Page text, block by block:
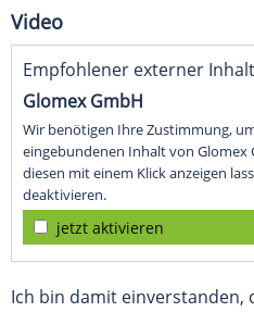
Video
Empfohlener externer
Glomex GmbH
Wir benötigen Ihre Zustimmung,
eingebundenen Inhalt von Glomex
diesen mit einem Klick anzeigen
deaktivieren.
jetzt aktivieren
Ich bin damit einverstanden,